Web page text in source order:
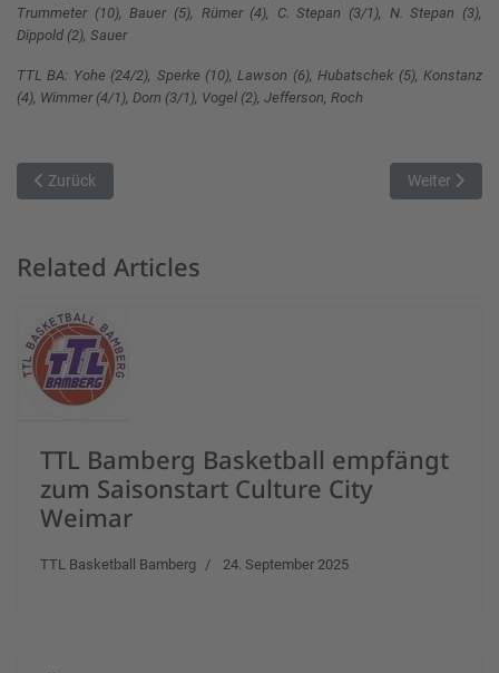
Trummeter (10), Bauer (5), Rümer (4), C. Stepan (3/1), N. Stepan (3),
Dippold (2), Sauer
TTL BA: Yohe (24/2), Sperke (10), Lawson (6), Hubatschek (5), Konstanz
(4), Wimmer (4/1), Dorn (3/1), Vogel (2), Jefferson, Roch
Vorheriger Beitrag: Auf der Suche nach der Form
Zurück Nächster
Weiter
Related Articles
TTL Bamberg Basketball empfängt
zum Saisonstart Culture City
Weimar
TTL Basketball Bamberg 24. September 2025